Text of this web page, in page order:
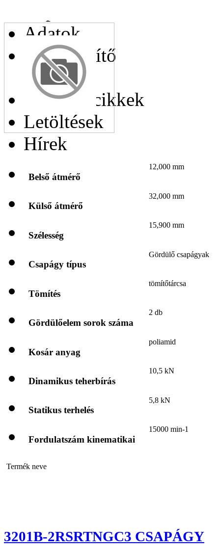
Adatok
Helyettesítő
cikkek
Hasonló cikkek
Letöltések
Hírek
Belső átmérő
12,000 mm
Külső átmérő
32,000 mm
Szélesség
15,900 mm
Csapágy típus
Gördülő csapágyak
Tömítés
tömítőtárcsa
Gördülőelem sorok száma
2 db
Kosár anyag
poliamid
Dinamikus teherbírás
10,5 kN
Statikus terhelés
5,8 kN
Fordulatszám kinematikai
15000 min-1
Termék neve
3201B-2RSRTNGC3 CSAPÁGY